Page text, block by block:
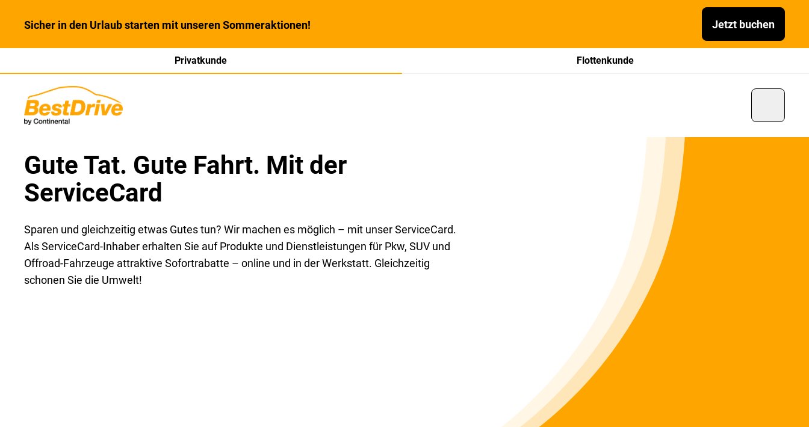
Sicher in den Urlaub starten mit unseren Sommeraktionen! Jetzt buchen
Privatkunde Flottenkunde
Gute Tat. Gute Fahrt. Mit der
ServiceCard
Sparen und gleichzeitig etwas Gutes tun? Wir machen es möglich – mit unser ServiceCard.
Als ServiceCard-Inhaber erhalten Sie auf Produkte und Dienstleistungen für Pkw, SUV und
Offroad-Fahrzeuge attraktive Sofortrabatte – online und in der Werkstatt. Gleichzeitig
schonen Sie die Umwelt!